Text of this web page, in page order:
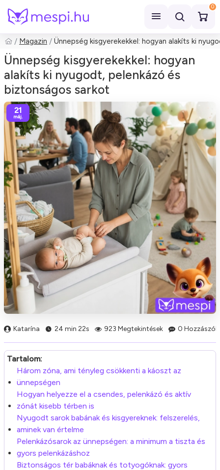
0
Keresés
Magazin Ünnepség kisgyerekekkel: hogyan alakíts ki
Ünnepség kisgyerekekkel: hogyan
alakíts ki nyugodt, pelenkázó és
biztonságos sarkot
21
máj.
Katarína 24 min 22s 923 Megtekintések 0
Tartalom:
Három zóna, ami tényleg csökkenti a káoszt az
ünnepségen
Hogyan helyezze el a csendes, pelenkázó és aktív
zónát kisebb térben is
Nyugodt sarok babának és kisgyereknek: felszerelés,
aminek van értelme
Pelenkázósarok az ünnepségen: a minimum a tiszta és
gyors pelenkázáshoz
Biztonságos tér babáknak és totyogóknak: gyors